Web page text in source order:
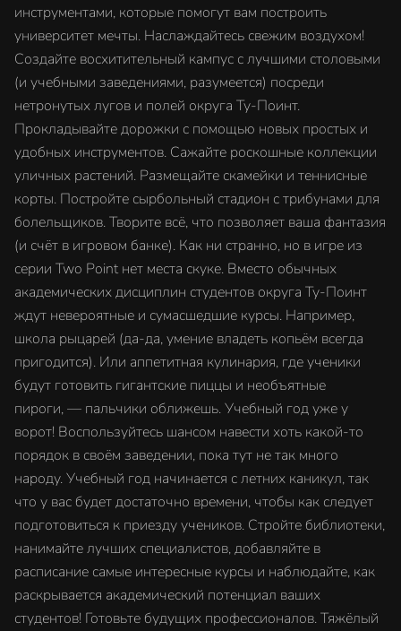
инструментами, которые помогут вам построить
университет мечты. Наслаждайтесь свежим воздухом!
Создайте восхитительный кампус с лучшими столовыми
(и учебными заведениями, разумеется) посреди
нетронутых лугов и полей округа Ту-Поинт.
Прокладывайте дорожки с помощью новых простых и
удобных инструментов. Сажайте роскошные коллекции
уличных растений. Размещайте скамейки и теннисные
корты. Постройте сырбольный стадион с трибунами для
болельщиков. Творите всё, что позволяет ваша фантазия
(и счёт в игровом банке). Как ни странно, но в игре из
серии Two Point нет места скуке. Вместо обычных
академических дисциплин студентов округа Ту-Поинт
ждут невероятные и сумасшедшие курсы. Например,
школа рыцарей (да-да, умение владеть копьём всегда
пригодится). Или аппетитная кулинария, где ученики
будут готовить гигантские пиццы и необъятные
пироги, — пальчики оближешь. Учебный год уже у
ворот! Воспользуйтесь шансом навести хоть какой-то
порядок в своём заведении, пока тут не так много
народу. Учебный год начинается с летних каникул, так
что у вас будет достаточно времени, чтобы как следует
подготовиться к приезду учеников. Стройте библиотеки,
нанимайте лучших специалистов, добавляйте в
расписание самые интересные курсы и наблюдайте, как
раскрывается академический потенциал ваших
студентов! Готовьте будущих профессионалов. Тяжёлый